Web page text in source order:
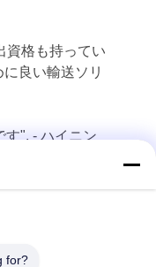
資格も持ってい
良い輸送ソリ
す". - ハイニン
インダストリー
に完全に信頼
for?